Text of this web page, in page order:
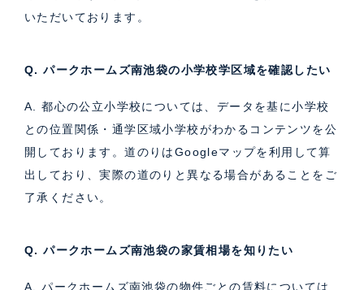
いただいております。
Q. パークホームズ南池袋の小学校学区域を確認したい
A. 都心の公立小学校については、データを基に小学校
との位置関係・通学区域小学校がわかるコンテンツを公
開しております。道のりはGoogleマップを利用して算
出しており、実際の道のりと異なる場合があることをご
了承ください。
Q. パークホームズ南池袋の家賃相場を知りたい
A. パークホームズ南池袋の物件ごとの賃料については